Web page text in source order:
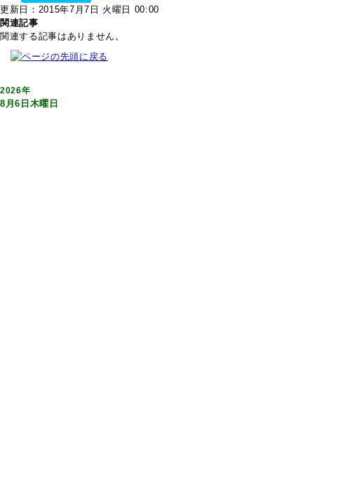
更新日：2015年7月7日 火曜日 00:00
関連記事
関連する記事はありません。
2026年
8月6日木曜日